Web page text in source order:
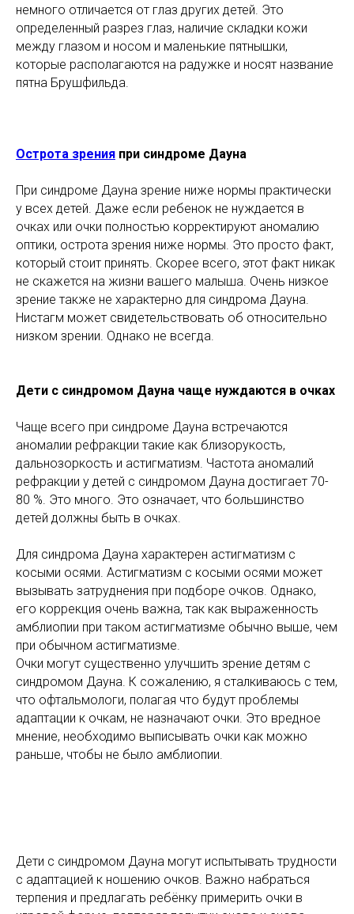
немного отличается от глаз других детей. Это
определенный разрез глаз, наличие складки кожи
между глазом и носом и маленькие пятнышки,
которые располагаются на радужке и носят название
пятна Брушфильда.
Острота зрения при синдроме Дауна
При синдроме Дауна зрение ниже нормы практически
у всех детей. Даже если ребенок не нуждается в
очках или очки полностью корректируют аномалию
оптики, острота зрения ниже нормы. Это просто факт,
который стоит принять. Скорее всего, этот факт никак
не скажется на жизни вашего малыша. Очень низкое
зрение также не характерно для синдрома Дауна.
Нистагм может свидетельствовать об относительно
низком зрении. Однако не всегда.
Дети с синдромом Дауна чаще нуждаются в очках
Чаще всего при синдроме Дауна встречаются
аномалии рефракции такие как близорукость,
дальнозоркость и астигматизм. Частота аномалий
рефракции у детей с синдромом Дауна достигает 70-
80 %. Это много. Это означает, что большинство
детей должны быть в очках.
Для синдрома Дауна характерен астигматизм с
косыми осями. Астигматизм с косыми осями может
вызывать затруднения при подборе очков. Однако,
его коррекция очень важна, так как выраженность
амблиопии при таком астигматизме обычно выше, чем
при обычном астигматизме.
Очки могут существенно улучшить зрение детям с
синдромом Дауна. К сожалению, я сталкиваюсь с тем,
что офтальмологи, полагая что будут проблемы
адаптации к очкам, не назначают очки. Это вредное
мнение, необходимо выписывать очки как можно
раньше, чтобы не было амблиопии.
Дети с синдромом Дауна могут испытывать трудности
с адаптацией к ношению очков. Важно набраться
терпения и предлагать ребёнку примерить очки в